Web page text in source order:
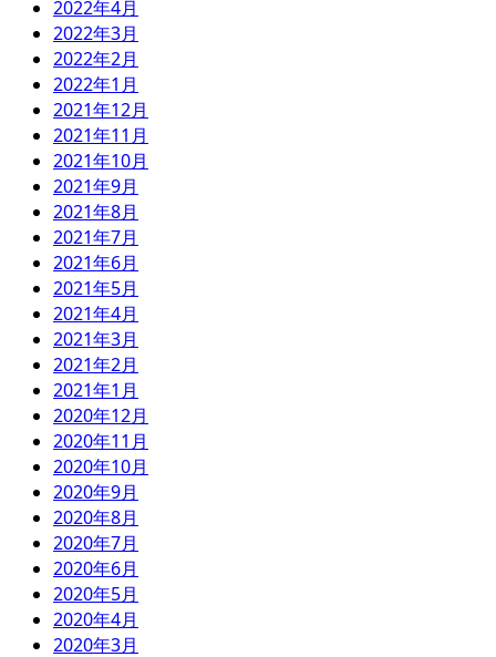
2022年4月
2022年3月
2022年2月
2022年1月
2021年12月
2021年11月
2021年10月
2021年9月
2021年8月
2021年7月
2021年6月
2021年5月
2021年4月
2021年3月
2021年2月
2021年1月
2020年12月
2020年11月
2020年10月
2020年9月
2020年8月
2020年7月
2020年6月
2020年5月
2020年4月
2020年3月